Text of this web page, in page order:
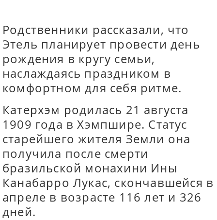
Родственники рассказали, что
Этель планирует провести день
рождения в кругу семьи,
наслаждаясь праздником в
комфортном для себя ритме.
Катерхэм родилась 21 августа
1909 года в Хэмпшире. Статус
старейшего жителя Земли она
получила после смерти
бразильской монахини Ины
Канабарро Лукас, скончавшейся в
апреле в возрасте 116 лет и 326
дней.